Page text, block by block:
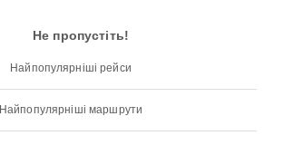
Не пропустіть!
Найпопулярніші рейси
Найпопулярніші маршрути